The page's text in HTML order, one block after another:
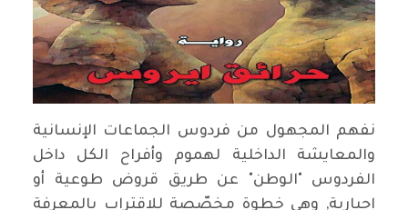
نفهم المجهول من فردوس الجماعات الإنسانية
والمعايشة الداخلية لهموم وأفراح الكل داخل
الفردوس "الوطن" عن طريق قروض طوعية أو
إجبارية, وهي خطوة مخصّصة للاقتراب بالمعرفة